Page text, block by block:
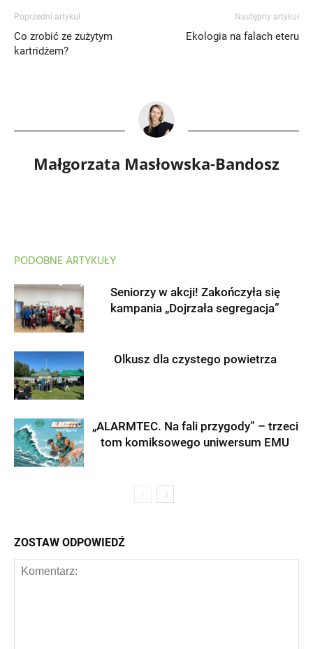
Poprzedni artykuł
Co zrobić ze zużytym
kartridżem?
Następny artykuł
Ekologia na falach eteru
Małgorzata Masłowska-Bandosz
PODOBNE ARTYKUŁY
Seniorzy w akcji! Zakończyła się
kampania „Dojrzała segregacja”
Olkusz dla czystego powietrza
„ALARMTEC. Na fali przygody” – trzeci
tom komiksowego uniwersum EMU
ZOSTAW ODPOWIEDŹ